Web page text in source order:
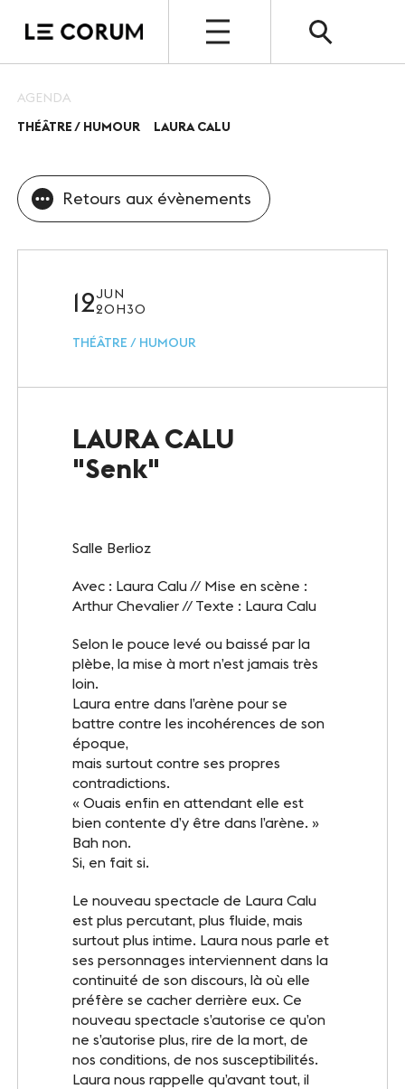
ESPACE PRO
Nos espaces
Vos évènements, nos références
Nos services
Nos offres spéciales
Le Club
Notre savoir-faire
Photothèque
Agenda
Billetterie
Actualités
INFOS PRATIQUES
Accès
Accessibilité PMR
Restauration et hébergement
Sécurité et protocole sanitaire
Objets perdus et trouvés
Contact
AGENDA
THÉÂTRE / HUMOUR
LAURA CALU
Retours aux évènements
12JUN
20H30
THÉÂTRE / HUMOUR
LAURA CALU
"Senk"
Salle Berlioz
Avec : Laura Calu // Mise en scène :
Arthur Chevalier // Texte : Laura Calu
Selon le pouce levé ou baissé par la
plèbe, la mise à mort n’est jamais très
loin.
Laura entre dans l’arène pour se
battre contre les incohérences de son
époque,
mais surtout contre ses propres
contradictions.
« Ouais enfin en attendant elle est
bien contente d’y être dans l’arène. »
Bah non.
Si, en fait si.
Le nouveau spectacle de Laura Calu
est plus percutant, plus fluide, mais
surtout plus intime. Laura nous parle et
ses personnages interviennent dans la
continuité de son discours, là où elle
préfère se cacher derrière eux. Ce
nouveau spectacle s’autorise ce qu’on
ne s’autorise plus, rire de la mort, de
nos conditions, de nos susceptibilités.
Laura nous rappelle qu’avant tout, il